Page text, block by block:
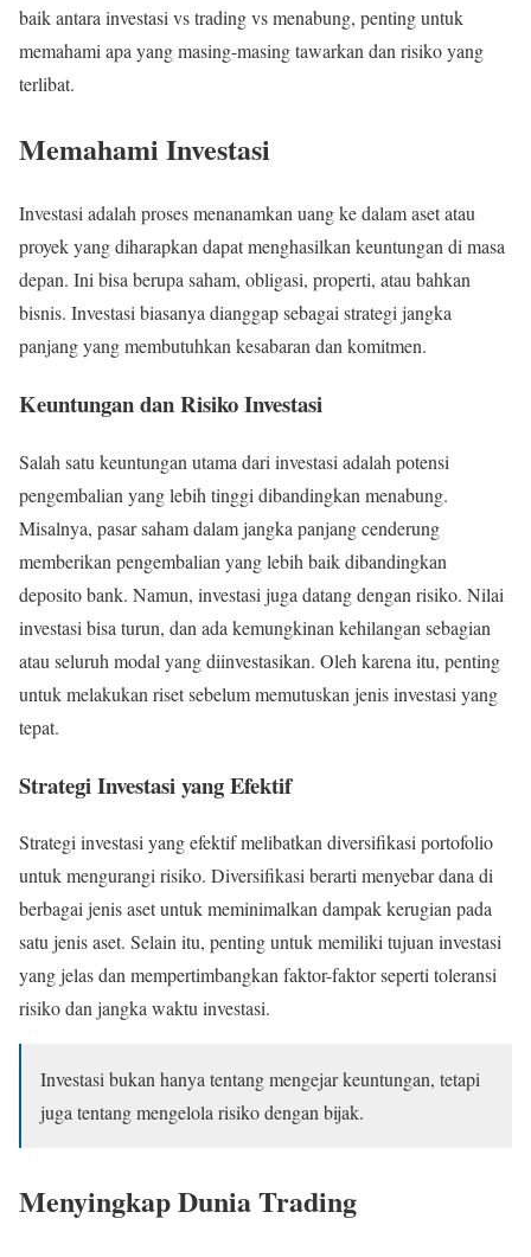
baik antara investasi vs trading vs menabung, penting untuk
memahami apa yang masing-masing tawarkan dan risiko yang
terlibat.
Memahami Investasi
Investasi adalah proses menanamkan uang ke dalam aset atau
proyek yang diharapkan dapat menghasilkan keuntungan di masa
depan. Ini bisa berupa saham, obligasi, properti, atau bahkan
bisnis. Investasi biasanya dianggap sebagai strategi jangka
panjang yang membutuhkan kesabaran dan komitmen.
Keuntungan dan Risiko Investasi
Salah satu keuntungan utama dari investasi adalah potensi
pengembalian yang lebih tinggi dibandingkan menabung.
Misalnya, pasar saham dalam jangka panjang cenderung
memberikan pengembalian yang lebih baik dibandingkan
deposito bank. Namun, investasi juga datang dengan risiko. Nilai
investasi bisa turun, dan ada kemungkinan kehilangan sebagian
atau seluruh modal yang diinvestasikan. Oleh karena itu, penting
untuk melakukan riset sebelum memutuskan jenis investasi yang
tepat.
Strategi Investasi yang Efektif
Strategi investasi yang efektif melibatkan diversifikasi portofolio
untuk mengurangi risiko. Diversifikasi berarti menyebar dana di
berbagai jenis aset untuk meminimalkan dampak kerugian pada
satu jenis aset. Selain itu, penting untuk memiliki tujuan investasi
yang jelas dan mempertimbangkan faktor-faktor seperti toleransi
risiko dan jangka waktu investasi.
Investasi bukan hanya tentang mengejar keuntungan, tetapi
juga tentang mengelola risiko dengan bijak.
Menyingkap Dunia Trading